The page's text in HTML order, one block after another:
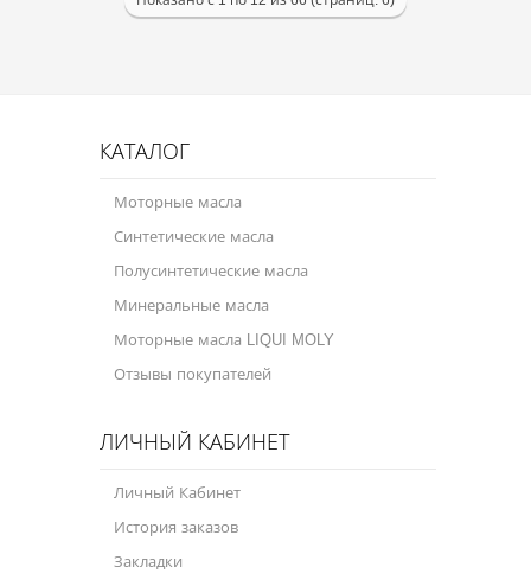
КАТАЛОГ
Моторные масла
Синтетические масла
Полусинтетические масла
Минеральные масла
Моторные масла LIQUI MOLY
Отзывы покупателей
ЛИЧНЫЙ КАБИНЕТ
Личный Кабинет
История заказов
Закладки